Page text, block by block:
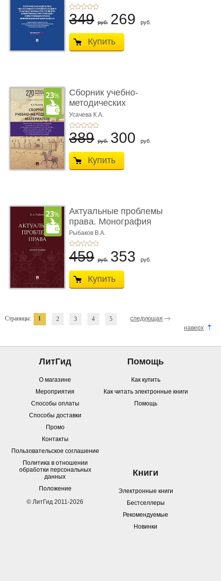
349 руб. 269 руб.
Купить
Сборник учебно-
методических
материалов по кур ...
Усачева К.А.
389 руб. 300 руб.
Купить
Актуальные проблемы
права. Монография
Рыбаков В.А.
459 руб. 353 руб.
Купить
Страницы: 1 2 3 4 5
следующая
наверх
ЛитГид
О магазине
Мероприятия
Способы оплаты
Способы доставки
Промо
Контакты
Пользовательское соглашение
Политика в отношении
обработки персональных
данных
Положение
© ЛитГид 2011-2026
Помощь
Как купить
Как читать электронные книги
Помощь
Книги
Электронные книги
Бестселлеры
Рекомендуемые
Новинки